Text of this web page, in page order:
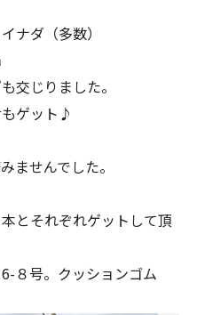
ナダ（多数）
交じりました。
ゲット♪
ませんでした。
とそれぞれゲットして頂
８号。クッションゴム